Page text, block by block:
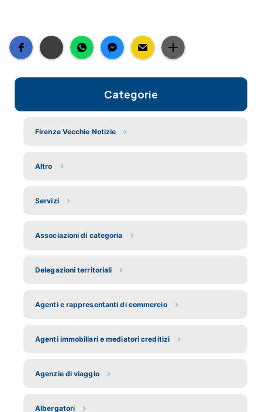
Categorie
Firenze Vecchie Notizie
Altro
Servizi
Associazioni di categoria
Delegazioni territoriali
Agenti e rappresentanti di commercio
Agenti immobiliari e mediatori creditizi
Agenzie di viaggio
Albergatori